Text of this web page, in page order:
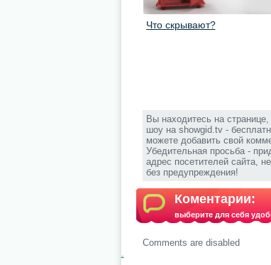
Что скрывают?
Вы находитесь на
шоу на showgid.tv -
можете добавить свой
Убедительная просьба -
адрес посетителей сайта,
без предупреждения!
Коментарии:
выберите для себя
Comments are disabled
.